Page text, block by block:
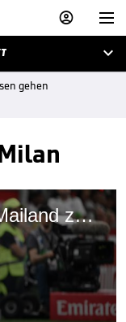



gehen
00:42 | Personalbeben! Mailand zerfällt komplett